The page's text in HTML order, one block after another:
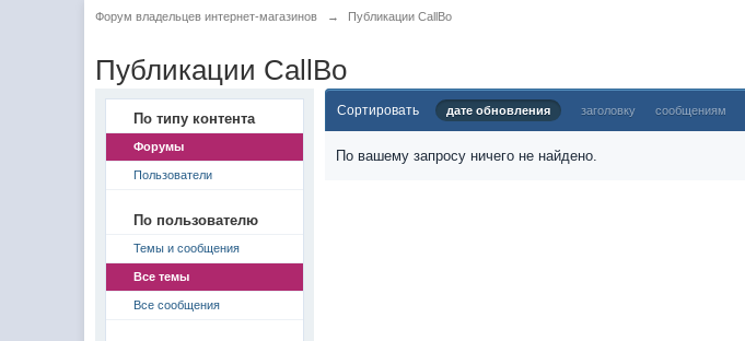
Форум владельцев интернет-магазинов → Публикации CallBo
Публикации CallBo
По типу контента
Форумы
Пользователи
По пользователю
Темы и сообщения
Все темы
Все сообщения
Сортировать дате обновления заголовку сообщениям
По вашему запросу ничего не найдено.